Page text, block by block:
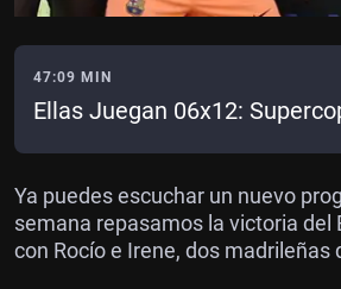
47:09 MIN
Ellas Juegan 06x12:
Ya puedes escuchar un nuevo
semana repasamos la victoria del
con Rocío e Irene, dos